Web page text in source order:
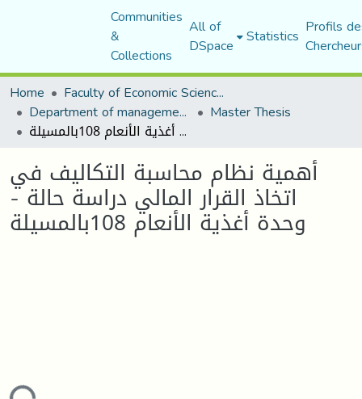
Communities
&
Collections
All of
DSpace Statistics Profils
Home
Faculty of Economic Sciences, Commerce and Management Sciences
Department of management sciences Master Thesis
أهمية نظام محاسبة التكاليف في اتخاذ القرار المالي دراسة حالة - وحدة أغذية الأنعام 108بالمسيلة
أهمية نظام محاسبة التكاليف في
اتخاذ القرار المالي دراسة حالة -
وحدة أغذية الأنعام 108بالمسيلة